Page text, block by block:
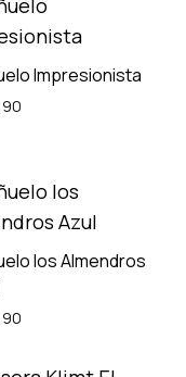
Impresionista
los Almendros